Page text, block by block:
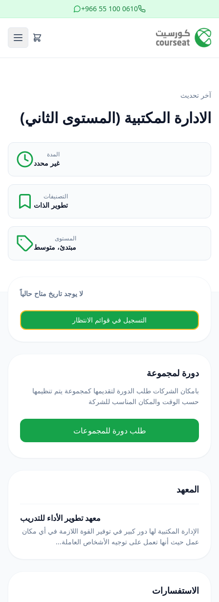
+966 55 100 0610
آخر تحديث
الادارة المكتبية (المستوى الثاني)
المدة
غير محدد
التصنيفات
تطوير الذات
المستوى
مبتدئ، متوسط
لا يوجد تاريخ متاح حالياً
التسجيل في قوائم الانتظار
دورة لمجموعة
بامكان الشركات طلب الدورة لتقديمها كمجموعة يتم تنظيمها
حسب الوقت والمكان المناسب للشركة
طلب دورة للمجموعات
المعهد
معهد تطوير الأداء للتدريب
الإدارة المكتبية لها دور كبير في توفير القوة اللازمة في أي مكان
عمل حيث أنها تعمل على توجيه الأشخاص العاملة...
الاستفسارات